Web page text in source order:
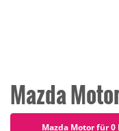
Mazda
Mazda Motor für 0